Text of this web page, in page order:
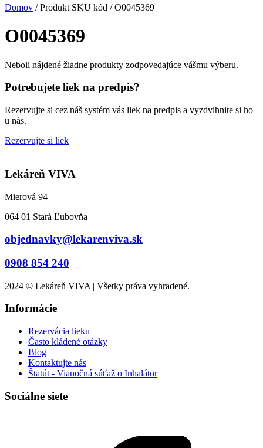
Domov / Produkt SKU kód / O0045369
O0045369
Neboli nájdené žiadne produkty zodpovedajúce vášmu výberu.
Potrebujete liek na predpis?
Rezervujte si cez náš systém vás liek na predpis a vyzdvihnite si ho
u nás.
Rezervujte si liek
Lekáreň VIVA
Mierová 94
064 01 Stará Ľubovňa
objednavky@lekarenviva.sk
0908 854 240
2024 © Lekáreň VIVA | Všetky práva vyhradené.
Informácie
Rezervácia lieku
Často kládené otázky
Blog
Kontaktujte nás
Štatút - Vianočná súťaž o Inhalátor
Sociálne siete